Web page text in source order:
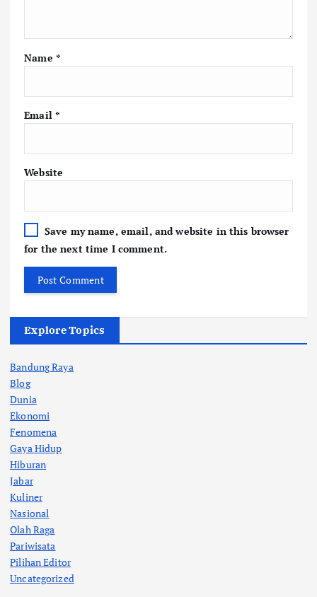
Name *
Email *
Website
Save my name, email, and website in this browser
for the next time I comment.
Explore Topics
Bandung Raya
Blog
Dunia
Ekonomi
Fenomena
Gaya Hidup
Hiburan
Jabar
Kuliner
Nasional
Olah Raga
Pariwisata
Pilihan Editor
Uncategorized